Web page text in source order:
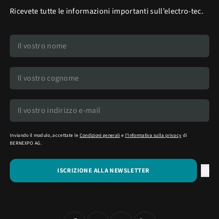
Ricevete tutte le informazioni importanti sull’electro-tec.
Inviando il modulo, accettate le Condizioni generali e l'Informativa sulla privacy di
BERNEXPO AG.